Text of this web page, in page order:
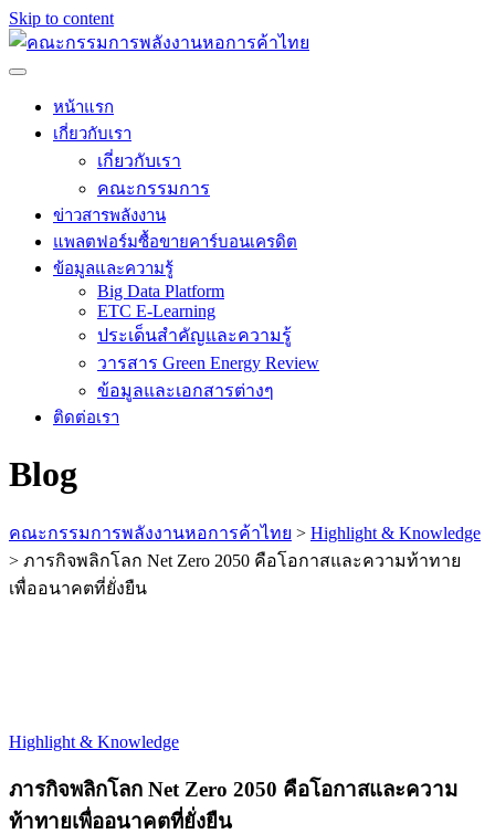
Skip to content
หน้าแรก
เกี่ยวกับเรา
เกี่ยวกับเรา
คณะกรรมการ
ข่าวสารพลังงาน
แพลตฟอร์มซื้อขายคาร์บอนเครดิต
ข้อมูลและความรู้
Big Data Platform
ETC E-Learning
ประเด็นสำคัญและความรู้
วารสาร Green Energy Review
ข้อมูลและเอกสารต่างๆ
ติดต่อเรา
Blog
คณะกรรมการพลังงานหอการค้าไทย > Highlight & Knowledge
> ภารกิจพลิกโลก Net Zero 2050 คือโอกาสและความท้าทาย
เพื่ออนาคตที่ยั่งยืน
Highlight & Knowledge
ภารกิจพลิกโลก Net Zero 2050 คือโอกาสและความ
ท้าทายเพื่ออนาคตที่ยั่งยืน